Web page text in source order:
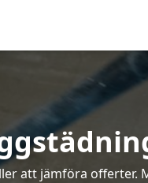
att jämföra